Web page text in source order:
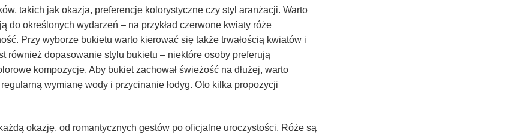
takich jak okazja, preferencje kolorystyczne czy styl aranżacji. Warto
do określonych wydarzeń – na przykład czerwone kwiaty róże
Przy wyborze bukietu warto kierować się także trwałością kwiatów i
również dopasowanie stylu bukietu – niektóre osoby preferują
kompozycje. Aby bukiet zachował świeżość na dłużej, warto
wymianę wody i przycinanie łodyg. Oto kilka propozycji
okazję, od romantycznych gestów po oficjalne uroczystości. Róże są